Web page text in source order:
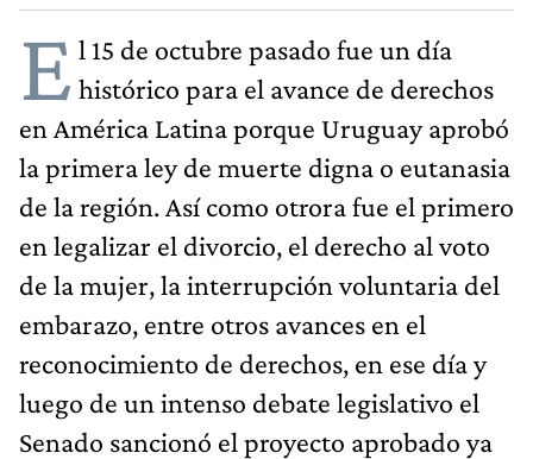
E l 15 de octubre pasado fue un día
histórico para el avance de derechos
en América Latina porque Uruguay aprobó
la primera ley de muerte digna o eutanasia
de la región. Así como otrora fue el primero
en legalizar el divorcio, el derecho al voto
de la mujer, la interrupción voluntaria del
embarazo, entre otros avances en el
reconocimiento de derechos, en ese día y
luego de un intenso debate legislativo el
Senado sancionó el proyecto aprobado ya